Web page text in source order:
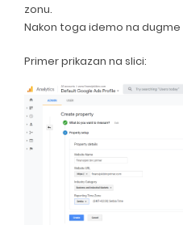
zonu.
Nakon toga idemo na dugme
Primer prikazan na slici: